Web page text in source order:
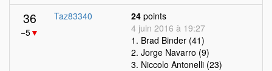
36
−5▼
Taz83340 24 points
4 juin 2016 à 19:27
1. Brad Binder (41)
2. Jorge Navarro (9)
3. Niccolo Antonelli (23)